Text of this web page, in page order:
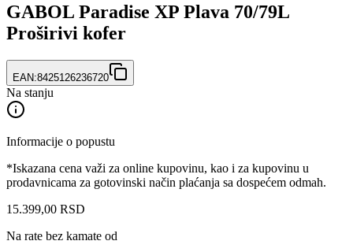
GABOL Paradise XP Plava 70/79L
Proširivi kofer
EAN:8425126236720
Na stanju
Informacije o popustu
*Iskazana cena važi za online kupovinu, kao i za kupovinu u
prodavnicama za gotovinski način plaćanja sa dospećem odmah.
15.399,00 RSD
Na rate bez kamate od